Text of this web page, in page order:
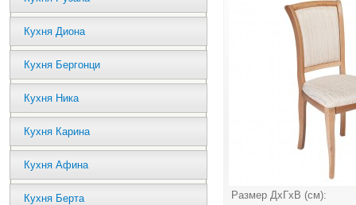
Кухня Диона
Кухня Бергонци
Кухня Ника
Кухня Карина
Кухня Афина
Кухня Берта Размер ДхГхВ (см):